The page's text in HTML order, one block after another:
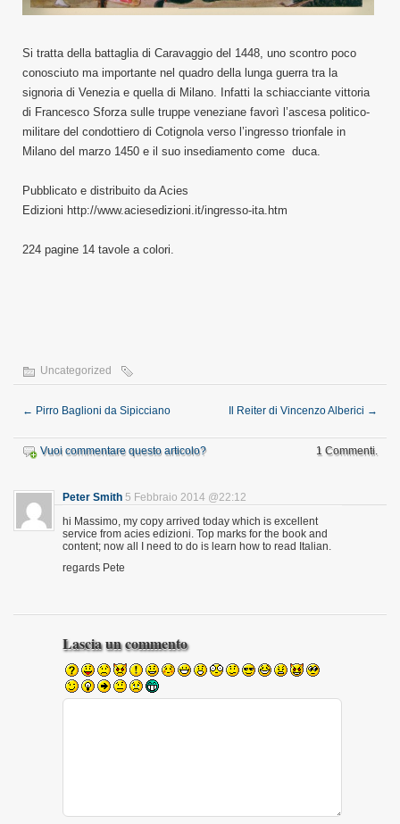
Si tratta della battaglia di Caravaggio del 1448, uno scontro poco
conosciuto ma importante nel quadro della lunga guerra tra la
signoria di Venezia e quella di Milano. Infatti la schiacciante vittoria
di Francesco Sforza sulle truppe veneziane favorì l’ascesa politico-
militare del condottiero di Cotignola verso l’ingresso trionfale in
Milano del marzo 1450 e il suo insediamento come duca.
Pubblicato e distribuito da Acies
Edizioni http://www.aciesedizioni.it/ingresso-ita.htm
224 pagine 14 tavole a colori.
Uncategorized
← Pirro Baglioni da Sipicciano Il Reiter di Vincenzo Alberici →
Vuoi commentare questo articolo? 1 Commenti.
Peter Smith 5 Febbraio 2014 @22:12
hi Massimo, my copy arrived today which is excellent
service from acies edizioni. Top marks for the book and
content; now all I need to do is learn how to read Italian.
regards Pete
Lascia un commento